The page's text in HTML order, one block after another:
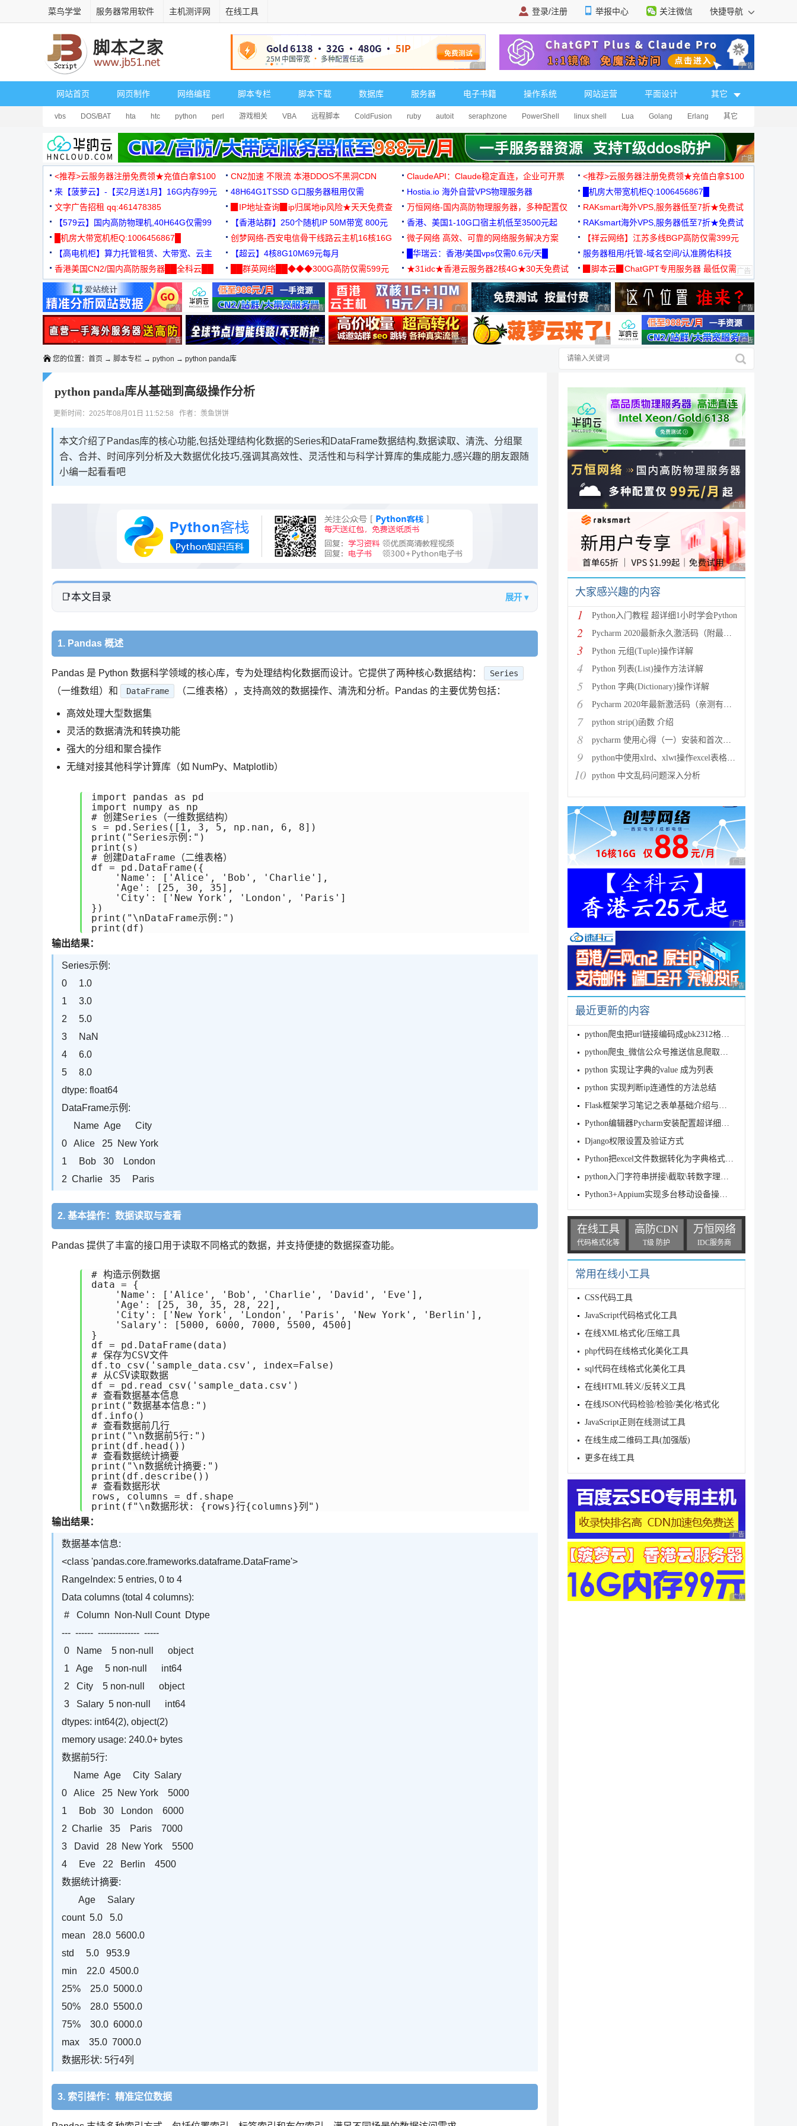
菜鸟学堂 服务器常用软件 主机测评网 在线工具 登录/注册 举报中心 关注微信 快捷导航
广告 商业广告，理性选择 广告 商业广告，理
网站首页 网页制作 网络编程 脚本专栏 脚本下载 数据库 服务器 电子书籍 操作系统 网站运营 平面设计 其它
vbs DOS/BAT hta htc python perl 游戏相关 VBA 远程脚本 ColdFusion ruby autoit seraphzone PowerShell linux shell Lua Golang Erlang 其它
广告 商业广告，理
<推荐>云服务器注册免费领★充值白拿$100 CN2加速 不限流 本港DDOS不黑洞CDN ClaudeAPI：Claude稳定直连，企业可开票
<推荐>云服务器注册免费领★充值白拿$100
来【菠萝云】-【买2月送1月】16G内存99元
48H64G1TSSD G口服务器租用仅需
3000+可免费测试
Hostia.io 海外自营VPS物理服务器
█机房大带宽机柜Q:1006456867█
文字广告招租 qq:461478385
▉IP地址查询▉ip归属地ip风险★天天免费查
万恒网络-国内高防物理服务器，多种配置仅
99元/月起
RAKsmart海外VPS,服务器低至7折★免费试
用★
【579云】国内高防物理机,40H64G仅需99
元
【香港站群】250个随机IP 50M带宽 800元 香港、美国1-10G口宿主机低至3500元起
RAKsmart海外VPS,服务器低至7折★免费试
用★
█机房大带宽机柜Q:1006456867█
创梦网络-西安电信骨干线路云主机16核16G
88元/月
微子网络 高效、可靠的网络服务解决方案
【祥云网络】江苏多线BGP高防仅需399元
【高电机柜】算力托管租赁、大带宽、云主
机
【超云】4核8G10M69元每月 █华瑞云：香港/美国vps仅需0.6元/天█
服务器租用/托管-域名空间/认准腾佑科技
香港美国CN2/国内高防服务器██全科云██
██群英网络██◆◆◆300G高防仅需599元
◆◆◆
★31idc★香港云服务器2核4G★30天免费试
用◆
▉脚本云▉ChatGPT专用服务器 最低仅需
19元/月
广告 商业广告，理性选择 广告 商业广告，理性选择 广告 商业广告，理性选择 广告 商业广告，理性选择 广告 商业广告，理
广告 商业广告，理性选择 广告 商业广告，理性选择 广告 商业广告，理性选择 广告 商业广告，理性选择 广告 商业广告，理
您的位置： 首页 → 脚本专栏 → python → python panda库
python panda库从基础到高级操作分析
更新时间：2025年08月01日 11:52:58 作者：羡鱼饼饼
本文介绍了Pandas库的核心功能,包括处理结构化数据的Series和DataFrame数据结构,数据读取、清洗、分组聚
合、合并、时间序列分析及大数据优化技巧,强调其高效性、灵活性和与科学计算库的集成能力,感兴趣的朋友跟随
小编一起看看吧
本文目录 展开 ▾
1. Pandas 概述
Pandas 是 Python 数据科学领域的核心库，专为处理结构化数据而设计。它提供了两种核心数据结构： Series
（一维数组）和 DataFrame （二维表格），支持高效的数据操作、清洗和分析。Pandas 的主要优势包括：
高效处理大型数据集
灵活的数据清洗和转换功能
强大的分组和聚合操作
无缝对接其他科学计算库（如 NumPy、Matplotlib）
import pandas as pd
import numpy as np
# 创建Series（一维数据结构）
s = pd.Series([1, 3, 5, np.nan, 6, 8])
print("Series示例:")
print(s)
# 创建DataFrame（二维表格）
df = pd.DataFrame({
    'Name': ['Alice', 'Bob', 'Charlie'],
    'Age': [25, 30, 35],
    'City': ['New York', 'London', 'Paris']
})
print("\nDataFrame示例:")
print(df)
输出结果：
Series示例:
0 1.0
1 3.0
2 5.0
3 NaN
4 6.0
5 8.0
dtype: float64
DataFrame示例:
Name Age City
0 Alice 25 New York
1 Bob 30 London
2 Charlie 35 Paris
2. 基本操作：数据读取与查看
Pandas 提供了丰富的接口用于读取不同格式的数据，并支持便捷的数据探查功能。
# 构造示例数据
data = {
    'Name': ['Alice', 'Bob', 'Charlie', 'David', 'Eve'],
    'Age': [25, 30, 35, 28, 22],
    'City': ['New York', 'London', 'Paris', 'New York', 'Berlin'],
    'Salary': [5000, 6000, 7000, 5500, 4500]
}
df = pd.DataFrame(data)
# 保存为CSV文件
df.to_csv('sample_data.csv', index=False)
# 从CSV读取数据
df = pd.read_csv('sample_data.csv')
# 查看数据基本信息
print("数据基本信息:")
df.info()
# 查看数据前几行
print("\n数据前5行:")
print(df.head())
# 查看数据统计摘要
print("\n数据统计摘要:")
print(df.describe())
# 查看数据形状
rows, columns = df.shape
print(f"\n数据形状: {rows}行{columns}列")
输出结果：
数据基本信息:
<class 'pandas.core.frameworks.dataframe.DataFrame'>
RangeIndex: 5 entries, 0 to 4
Data columns (total 4 columns):
# Column Non-Null Count Dtype
--- ------ -------------- -----
0 Name 5 non-null object
1 Age 5 non-null int64
2 City 5 non-null object
3 Salary 5 non-null int64
dtypes: int64(2), object(2)
memory usage: 240.0+ bytes
数据前5行:
Name Age City Salary
0 Alice 25 New York 5000
1 Bob 30 London 6000
2 Charlie 35 Paris 7000
3 David 28 New York 5500
4 Eve 22 Berlin 4500
数据统计摘要:
Age Salary
count 5.0 5.0
mean 28.0 5600.0
std 5.0 953.9
min 22.0 4500.0
25% 25.0 5000.0
50% 28.0 5500.0
75% 30.0 6000.0
max 35.0 7000.0
数据形状: 5行4列
3. 索引操作：精准定位数据
广告 商业广告，理性
广告 商业广告，理性
广告 商业广告，理性
大家感兴趣的内容
1 Python入门教程 超详细1小时学会Python
2 Pycharm 2020最新永久激活码（附最新激活码和插件
3 Python 元组(Tuple)操作详解
4 Python 列表(List)操作方法详解
5 Python 字典(Dictionary)操作详解
6 Pycharm 2020年最新激活码（亲测有效）
7 python strip()函数 介绍
8 pycharm 使用心得（一）安装和首次使用
9 python中使用xlrd、xlwt操作excel表格详解
10 python 中文乱码问题深入分析
广告 商业广告，理性
广告 商业广告，理性
广告 商业广告，理性
最近更新的内容
python爬虫把url链接编码成gbk2312格式过程解析
python爬虫_微信公众号推送信息爬取的实例
python 实现让字典的value 成为列表
python 实现判断ip连通性的方法总结
Flask框架学习笔记之表单基础介绍与表单提交方式
Python编辑器Pycharm安装配置超详细教程
Django权限设置及验证方式
Python把excel文件数据转化为字典格式存储详解
python入门字符串拼接\截取\转数字理解学习
Python3+Appium实现多台移动设备操作的方法
在线工具
代码格式化等
高防CDN
T级 防护
万恒网络
IDC服务商
常用在线小工具
CSS代码工具
JavaScript代码格式化工具
在线XML格式化/压缩工具
php代码在线格式化美化工具
sql代码在线格式化美化工具
在线HTML转义/反转义工具
在线JSON代码检验/检验/美化/格式化
JavaScript正则在线测试工具
在线生成二维码工具(加强版)
更多在线工具
广告 商业广告，理性
广告 商业广告，理性